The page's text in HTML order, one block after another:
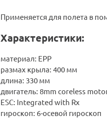
Применяется для полета в
Характеристики:
материал: EPP
размах крыла: 400 мм
длина: 330 мм
двигатель: 8mm coreless
ESC: Integrated with Rx
гироскоп: 6-осевой гироскоп